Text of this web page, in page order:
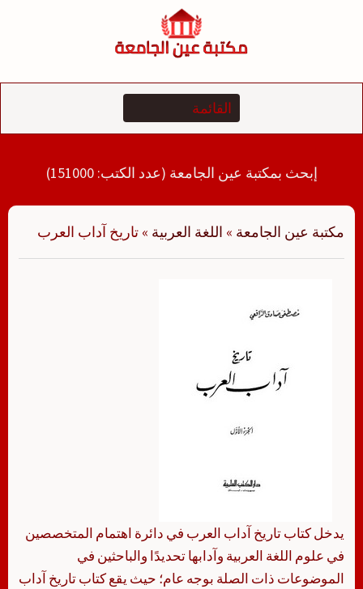
إبحث بمكتبة عين الجامعة (عدد الكتب: 151000)
مكتبة عين الجامعة » اللغة العربية » تاريخ آداب العرب
يدخل كتاب تاريخ آداب العرب في دائرة اهتمام المتخصصين
في علوم اللغة العربية وآدابها تحديدًا والباحثين في
الموضوعات ذات الصلة بوجه عام؛ حيث يقع كتاب تاريخ آداب